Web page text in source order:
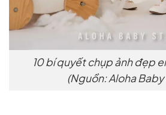
10 bí quyết chụp ảnh đẹp
(Nguồn: Aloha